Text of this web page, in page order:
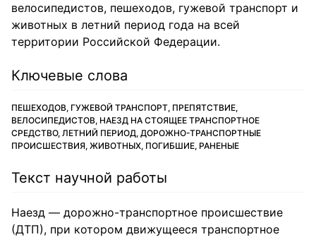
велосипедистов, пешеходов, гужевой транспорт и
животных в летний период года на всей
территории Российской Федерации.
Ключевые слова
ПЕШЕХОДОВ, ГУЖЕВОЙ ТРАНСПОРТ, ПРЕПЯТСТВИЕ,
ВЕЛОСИПЕДИСТОВ, НАЕЗД НА СТОЯЩЕЕ ТРАНСПОРТНОЕ
СРЕДСТВО, ЛЕТНИЙ ПЕРИОД, ДОРОЖНО-ТРАНСПОРТНЫЕ
ПРОИСШЕСТВИЯ, ЖИВОТНЫХ, ПОГИБШИЕ, РАНЕНЫЕ
Текст научной работы
Наезд — дорожно-транспортное происшествие
(ДТП), при котором движущееся транспортное